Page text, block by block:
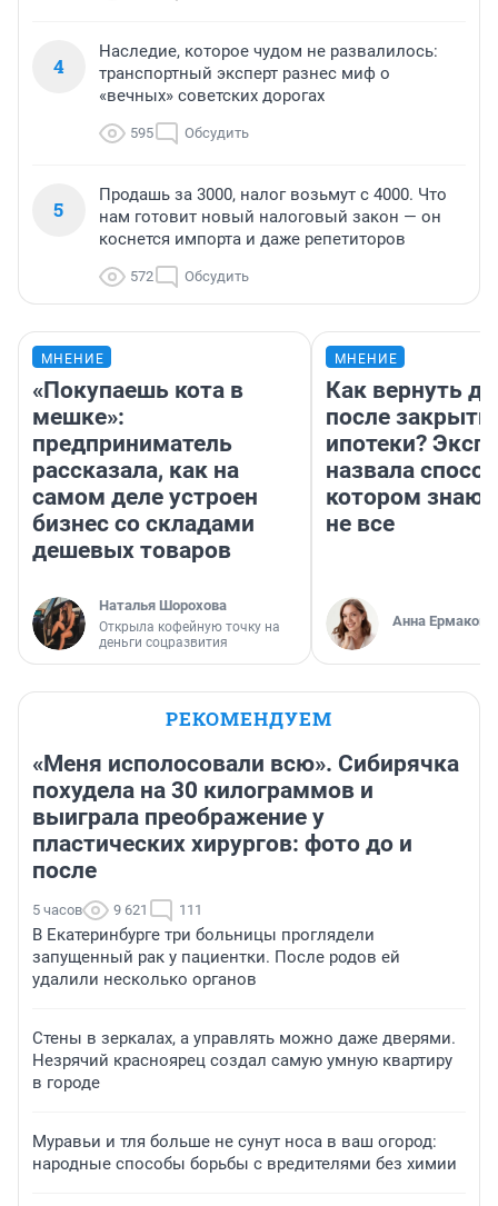
4
Наследие, которое чудом не развалилось:
транспортный эксперт разнес миф о
«вечных» советских дорогах
595 Обсудить
5
Продашь за 3000, налог возьмут с 4000. Что
нам готовит новый налоговый закон — он
коснется импорта и даже репетиторов
572 Обсудить
МНЕНИЕ
«Покупаешь кота в
мешке»:
предприниматель
рассказала, как на
самом деле устроен
бизнес со складами
дешевых товаров
Наталья Шорохова
Открыла кофейную точку на
деньги соцразвития
МНЕНИЕ
Как вернуть
после
ипотеки?
назвала
котором
не все
Анна Ермакова
РЕКОМЕНДУЕМ
«Меня исполосовали всю». Сибирячка
похудела на 30 килограммов и
выиграла преображение у
пластических хирургов: фото до и
после
5 часов 9 621 111
В Екатеринбурге три больницы проглядели
запущенный рак у пациентки. После родов ей
удалили несколько органов
Стены в зеркалах, а управлять можно даже дверями.
Незрячий красноярец создал самую умную квартиру
в городе
Муравьи и тля больше не сунут носа в ваш огород:
народные способы борьбы с вредителями без химии